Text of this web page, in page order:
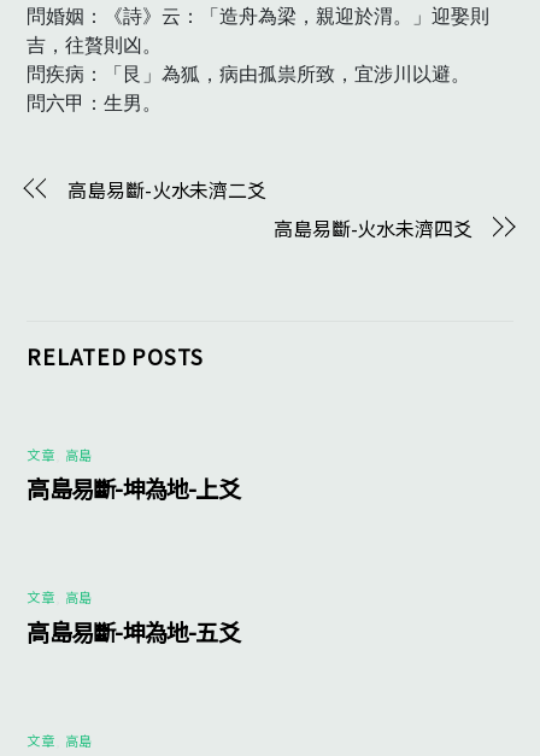
問婚姻：《詩》云：「造舟為梁，親迎於渭。」迎娶則
吉，往贅則凶。
問疾病：「艮」為狐，病由孤祟所致，宜涉川以避。
問六甲：生男。
高島易斷-火水未濟二爻
高島易斷-火水未濟四爻
RELATED POSTS
文章 高島
高島易斷-坤為地-上爻
文章 高島
高島易斷-坤為地-五爻
文章 高島